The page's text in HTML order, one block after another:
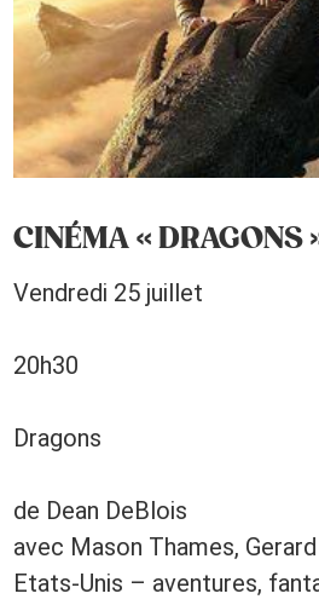
CINÉMA « DRAGONS
Vendredi 25 juillet
20h30
Dragons
de Dean DeBlois
avec Mason Thames,
Etats-Unis – aventures,